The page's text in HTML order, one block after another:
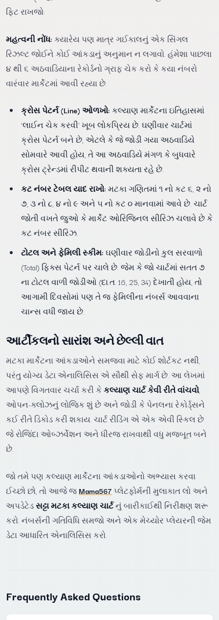
ફિટ રાખજો:
મહત્વની નોંધ: ક્યારેય પણ માત્ર ગઈકાલનું એક સિંગલ
રિઝલ્ટ જોઈને કોઈ આંકડાનું અનુમાન ન લગાવો. હંમેશા પાછલા
૪ થી ૬ અઠવાડિયાના રેકોર્ડનો ગ્રાફ ચેક કરો કે કયા નંબરો
વારંવાર માર્કેટમાં આવી રહ્યા છે.
ક્રોસ પેટર્ન (Line) ઓળખો: કલ્યાણ માર્કેટના ઇતિહાસમાં
'લાઈન ચેક કરવી' ખૂબ લોકપ્રિય છે. ઘણીવાર ચાર્ટમાં
ક્રોસ પેટર્ન બને છે, એટલે કે જે જોડી ગયા અઠવાડિયે
સોમવારે આવી હોય, તે આ અઠવાડિયે મંગળ કે બુધવારે
ક્રોસ ટ્રેન્ડમાં રીપીટ થવાની શક્યતા રહે છે.
કટ નંબર ટેબલ યાદ રાખો: મટકા ગણિતમાં ૧ નો કટ ૬, ૨ નો
૭, ૩ નો ૮, ૪ નો ૯ અને ૫ નો કટ ૦ માનવામાં આવે છે. ચાર્ટ
જોતી વખતે જુઓ કે માર્કેટ ઓરિજિનલ સીરિઝ ચલાવે છે કે
કટ નંબર સીરિઝ.
ટોટલ અને ફેમિલી સ્કીમ: ઘણીવાર જોડીનો કુલ સરવાળો
(Total) ફિક્સ પેટર્ન પર ચાલે છે. જેમ કે જો ચાર્ટમાં સતત ૭
ના ટોટલ વાળી જોડીઓ (દા.ત. 16, 25, 34) દેખાતી હોય, તો
આગામી દિવસોમાં પણ તે જ ફેમિલીના નંબર્સ આવવાના
ચાન્સ વધી જાય છે.
આર્ટીકલનો સારાંશ અને છેલ્લી વાત
મટકા માર્કેટના આંકડાઓને સમજવા માટે કોઈ શોર્ટકટ નથી,
પરંતુ યોગ્ય ડેટા એનાલિસિસ એ સૌથી સેફ માર્ગ છે. આ લેખમાં
આપણે વિગતવાર ચર્ચા કરી કે કલ્યાણ ચાર્ટ કેવી રીતે વાંચવો,
ઓપન-ક્લોઝનું લોજિક શું છે અને જોડી કે પેનલના રેકોર્ડ્સને
કઈ રીતે ડિકોડ કરી શકાય. ચાર્ટ રીડિંગ એ એક એવી સ્કિલ છે
જે રોજિંદા ઓબ્ઝર્વેશન અને ધીરજ રાખવાથી વધુ મજબૂત બને
છે.
જો તમે પણ કલ્યાણ માર્કેટના આંકડાઓનો અભ્યાસ કરવા
ઈચ્છો છો, તો આજે જ Mama567 પ્લેટફોર્મની મુલાકાત લો અને
અપડેટેડસટ્ટા મટકા કલ્યાણ ચાર્ટનું બારીકાઈથી નિરીક્ષણ શરૂ
કરો. નંબર્સની ગતિવિધિ સમજો અને એક મેચ્યોર પ્લેયરની જેમ
ડેટા આધારિત એનાલિસિસ કરો.
Frequently Asked Questions